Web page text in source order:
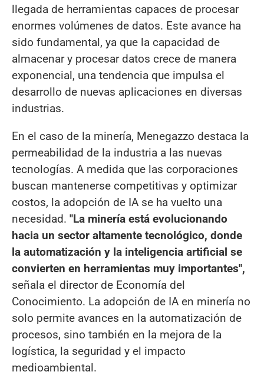
llegada de herramientas capaces de procesar
enormes volúmenes de datos. Este avance ha
sido fundamental, ya que la capacidad de
almacenar y procesar datos crece de manera
exponencial, una tendencia que impulsa el
desarrollo de nuevas aplicaciones en diversas
industrias.
En el caso de la minería, Menegazzo destaca la
permeabilidad de la industria a las nuevas
tecnologías. A medida que las corporaciones
buscan mantenerse competitivas y optimizar
costos, la adopción de IA se ha vuelto una
necesidad. "La minería está evolucionando
hacia un sector altamente tecnológico, donde
la automatización y la inteligencia artificial se
convierten en herramientas muy importantes",
señala el director de Economía del
Conocimiento. La adopción de IA en minería no
solo permite avances en la automatización de
procesos, sino también en la mejora de la
logística, la seguridad y el impacto
medioambiental.